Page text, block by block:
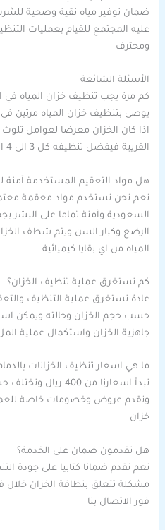
ضمان توفير مياه نقية وصحية
عليه المجتمع للقيام بعمليات
ومحترف
الأسئلة الشائعة
كم مرة يجب تنظيف خزان المياه في
يوصى بتنظيف خزان المياه مرتين
اذا كان الخزان معرضا لعوامل تلوث
القريبة فيفضل تنظيفه كل 3 الى 4 اشهر لضمان الجودة المستمرة
هل مواد التعقيم المستخدمة آمنة
نعم نحن نستخدم مواد معقمة
السعودية وآمنة تماما على البشر
الرضع وكبار السن ويتم شطف
المياه من اي بقايا كيميائية
كم تستغرق عملية تنظيف الخزان؟
حسب حجم الخزان وحالته ويمكن
جاهزية الخزان واستكمال عملية
ما هي اسعار تنظيف الخزانات
تبدأ اسعارنا من
ونقدم عروض وخصومات خاصة
خزان
هل تقدمون ضمان على الخدمة؟
نعم نقدم ضمانا كتابيا على جودة
مشكلة تتعلق بنظافة الخزان خلال
فور الاتصال بنا